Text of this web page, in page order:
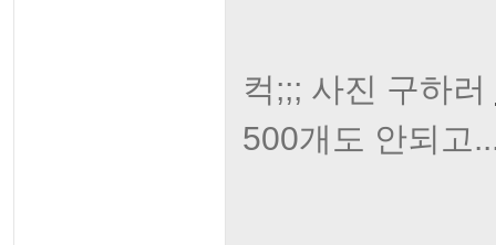
컥;;; 사진 구하러
500개도 안되고